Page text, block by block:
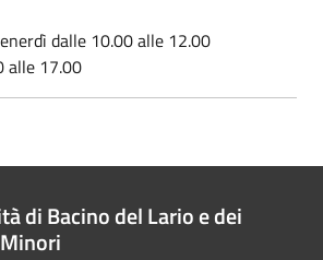
dalle 10.00 alle 12.00
alle 17.00
di Bacino del Lario e dei